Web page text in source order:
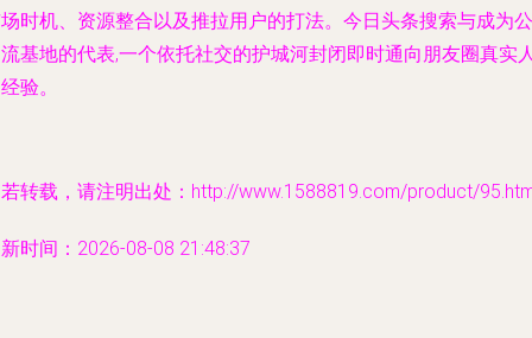
时机、资源整合以及推拉用户的打法。今日头条搜索与成为公
基地的代表,一个依托社交的护城河封闭即时通向朋友圈真实
验。
转载，请注明出处：http://www.1588819.com/product/
时间：2026-08-08 21:48:37